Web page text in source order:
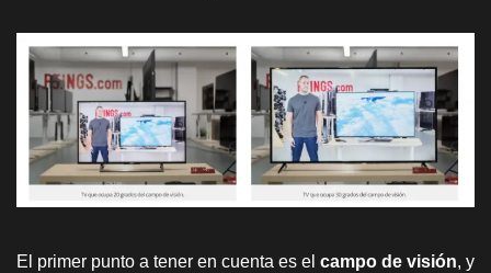
El primer punto a tener en cuenta es el campo de visión, y